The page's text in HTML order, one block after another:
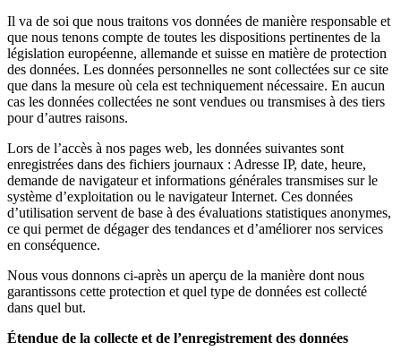
Il va de soi que nous traitons vos données de manière responsable et
que nous tenons compte de toutes les dispositions pertinentes de la
législation européenne, allemande et suisse en matière de protection
des données. Les données personnelles ne sont collectées sur ce site
que dans la mesure où cela est techniquement nécessaire. En aucun
cas les données collectées ne sont vendues ou transmises à des tiers
pour d’autres raisons.
Lors de l’accès à nos pages web, les données suivantes sont
enregistrées dans des fichiers journaux : Adresse IP, date, heure,
demande de navigateur et informations générales transmises sur le
système d’exploitation ou le navigateur Internet. Ces données
d’utilisation servent de base à des évaluations statistiques anonymes,
ce qui permet de dégager des tendances et d’améliorer nos services
en conséquence.
Nous vous donnons ci-après un aperçu de la manière dont nous
garantissons cette protection et quel type de données est collecté
dans quel but.
Étendue de la collecte et de l’enregistrement des données